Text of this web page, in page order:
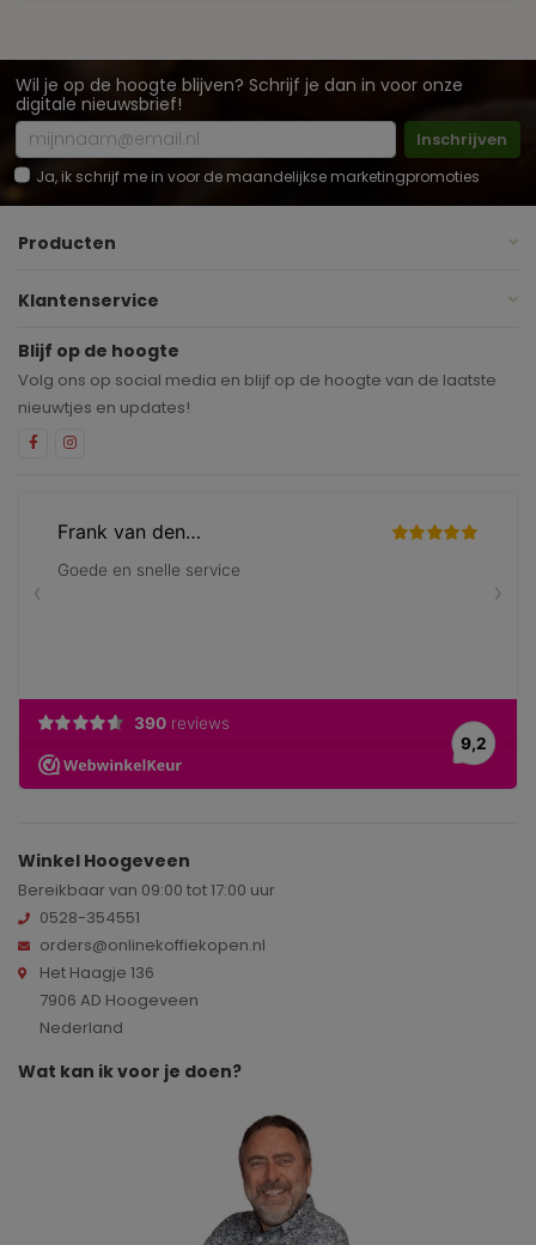
Wil je op de hoogte blijven? Schrijf je dan in voor onze
digitale nieuwsbrief!
Inschrijven
Ja, ik schrijf me in voor de maandelijkse marketingpromoties
Producten
Klantenservice
Blijf op de hoogte
Volg ons op social media en blijf op de hoogte van de laatste
nieuwtjes en updates!
Winkel Hoogeveen
Bereikbaar van 09:00 tot 17:00 uur
0528-354551
orders@onlinekoffiekopen.nl
Het Haagje 136
7906 AD Hoogeveen
Nederland
Wat kan ik voor je doen?